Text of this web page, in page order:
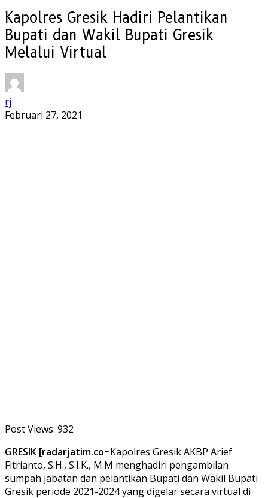
Kapolres Gresik Hadiri Pelantikan
Bupati dan Wakil Bupati Gresik
Melalui Virtual
rj
Februari 27, 2021
Post Views: 932
GRESIK [radarjatim.co~Kapolres Gresik AKBP Arief
Fitrianto, S.H., S.I.K., M.M menghadiri pengambilan
sumpah jabatan dan pelantikan Bupati dan Wakil Bupati
Gresik periode 2021-2024 yang digelar secara virtual di